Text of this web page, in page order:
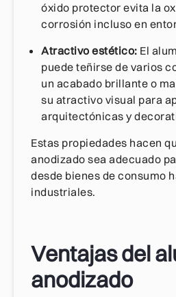
óxido protector evita la
corrosión incluso en
Atractivo estético: El
puede teñirse de varios
un acabado brillante o
su atractivo visual para
arquitectónicas y
Estas propiedades hacen
anodizado sea adecuado
desde bienes de consumo
industriales.
Ventajas del
anodizado